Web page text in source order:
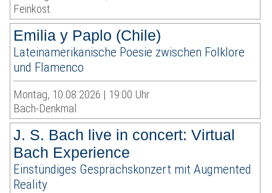
Feinkost
Emilia y Paplo (Chile)
Lateinamerikanische Poesie zwischen Folklore
und Flamenco
Montag, 10.08.2026 | 19:00 Uhr
Bach-Denkmal
J. S. Bach live in concert: Virtual
Bach Experience
Einstündiges Gesprächskonzert mit Augmented
Reality